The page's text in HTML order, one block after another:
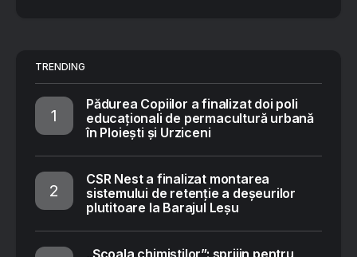
TRENDING
Pădurea Copiilor a finalizat doi poli
educaționali de permacultură urbană
în Ploiești și Urziceni
CSR Nest a finalizat montarea
sistemului de retenție a deșeurilor
plutitoare la Barajul Leșu
„Școala chimiștilor”: sprijin pentru